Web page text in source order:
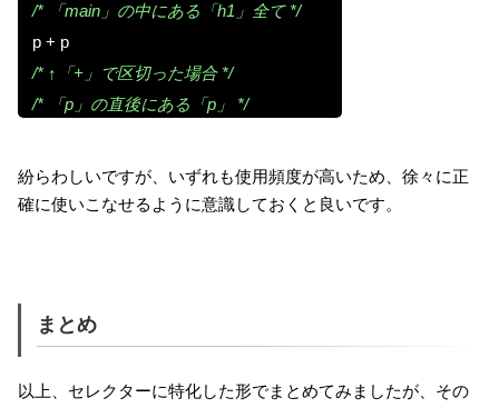
/* 「main」の中にある「h1」全て */
p + p
/* ↑「+」で区切った場合 */
/* 「p」の直後にある「p」 */
紛らわしいですが、いずれも使用頻度が高いため、徐々に正
確に使いこなせるように意識しておくと良いです。
まとめ
以上、セレクターに特化した形でまとめてみましたが、その